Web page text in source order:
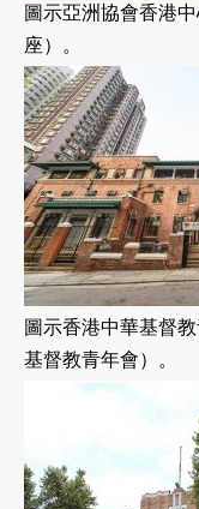
圖示亞洲協會香港
座）。
圖示香港中華基督
基督教青年會）。